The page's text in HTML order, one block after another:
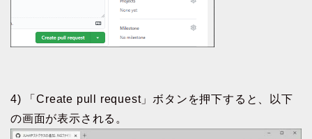
4) 「Create pull request」ボタンを押下すると、以下
の画面が表示される。